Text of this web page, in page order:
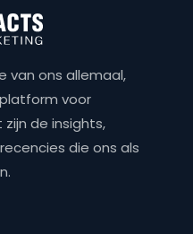
van ons allemaal,
voor
de insights,
die ons als